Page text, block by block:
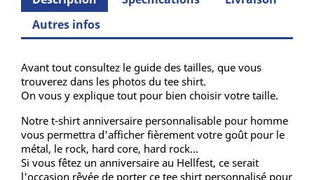
Autres infos
Avant tout consultez le guide des tailles, que vous
trouverez dans les photos du tee shirt.
On vous y explique tout pour bien choisir votre taille.
Notre t-shirt anniversaire personnalisable pour homme
vous permettra d'afficher fièrement votre goût pour le
métal, le rock, hard core, hard rock...
Si vous fêtez un anniversaire au Hellfest, ce serait
l'occasion rêvée de porter ce tee shirt personnalisé pour